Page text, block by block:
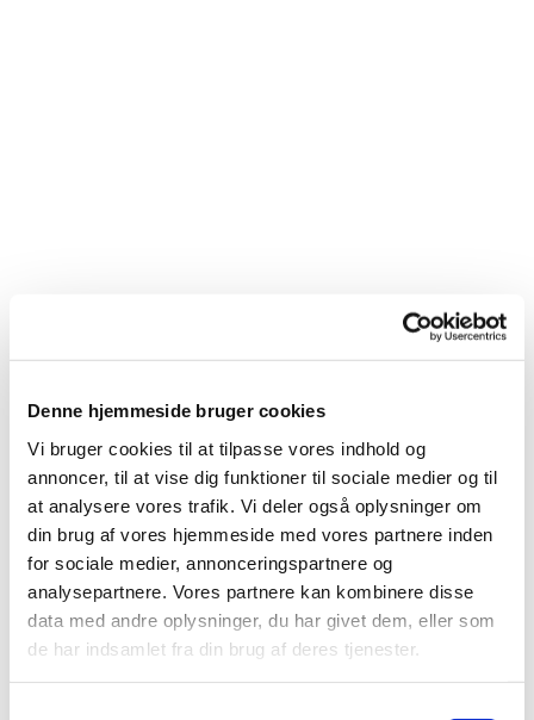
Denne hjemmeside bruger cookies
Vi bruger cookies til at tilpasse vores indhold og
annoncer, til at vise dig funktioner til sociale medier og til
at analysere vores trafik. Vi deler også oplysninger om
din brug af vores hjemmeside med vores partnere inden
for sociale medier, annonceringspartnere og
analysepartnere. Vores partnere kan kombinere disse
data med andre oplysninger, du har givet dem, eller som
de har indsamlet fra din brug af deres tjenester.
Du vil måske også kunne lide...